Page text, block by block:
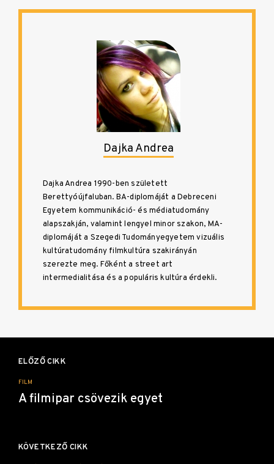
Dajka Andrea
Dajka Andrea 1990-ben született
Berettyóújfaluban. BA-diplomáját a Debreceni
Egyetem kommunikáció- és médiatudomány
alapszakján, valamint lengyel minor szakon, MA-
diplomáját a Szegedi Tudományegyetem vizuális
kultúratudomány filmkultúra szakirányán
szerezte meg. Főként a street art
intermedialitása és a populáris kultúra érdekli.
navigáció
ELŐZŐ CIKK
FILM
A filmipar csövezik egyet
KÖVETKEZŐ CIKK